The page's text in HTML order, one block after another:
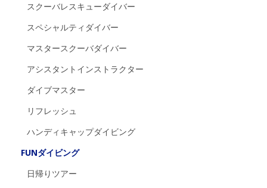
スクーバレスキューダイバー
スペシャルティダイバー
マスタースクーバダイバー
アシスタントインストラクター
ダイブマスター
リフレッシュ
ハンディキャップダイビング
FUNダイビング
日帰りツアー